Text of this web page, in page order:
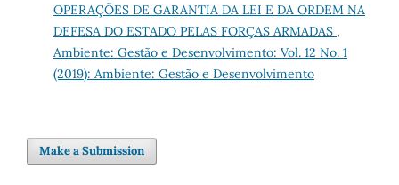
OPERAÇÕES DE GARANTIA DA LEI E DA ORDEM NA
DEFESA DO ESTADO PELAS FORÇAS ARMADAS ,
Ambiente: Gestão e Desenvolvimento: Vol. 12 No. 1
(2019): Ambiente: Gestão e Desenvolvimento
Make a Submission